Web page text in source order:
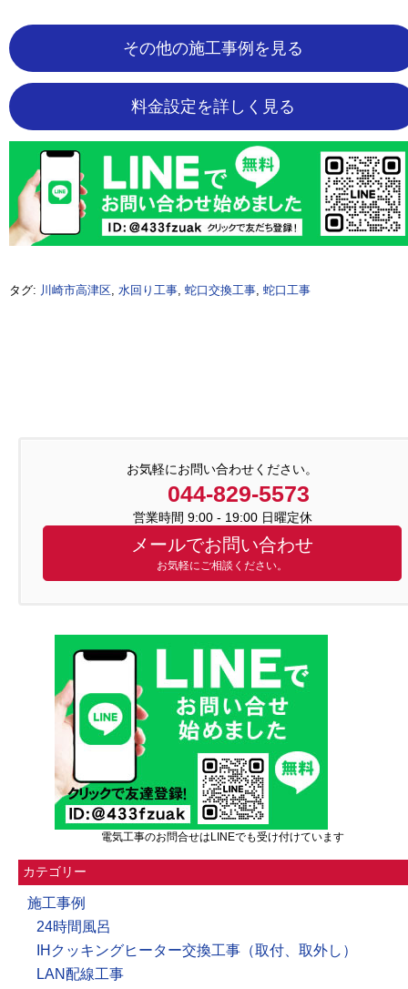
その他の施工事例を見る
料金設定を詳しく見る
タグ: 川崎市高津区, 水回り工事, 蛇口交換工事, 蛇口工事
お気軽にお問い合わせください。
044-829-5573
営業時間 9:00 - 19:00 日曜定休
メールでお問い合わせ
お気軽にご相談ください。
電気工事のお問合せはLINEでも受け付けています
カテゴリー
施工事例
24時間風呂
IHクッキングヒーター交換工事（取付、取外し）
LAN配線工事